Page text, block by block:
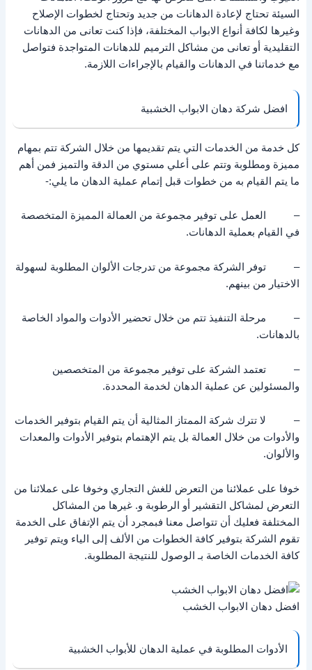
السيئة تحتاج لإعادة الدهانات من جديد وتحتاج لخطوات الإصلاح
وغيرها لكافة أنواع الابواب المختلفة، فإذا كنت تعانى من الدهانات
التقليدية أو تعانى من مشاكل الترميم للدهانات المتواجدة فتواصل
مع خدماتنا في الدهانات والقيام بالإجراءات اللازمة.
افضل شركة دهان الابواب الخشبية
كل خدمة من الخدمات التي يتم تقديمها من خلال الشركة تتم بمهام
مميزة ومطلوبة وتتم على أعلي مستوي من الدقة والتميز فمن أهم
ما يتم القيام به من خطوات قبل إتمام عملية الدهان ما يلي:-
– العمل على توفير مجموعة من العمالة المميزة المتخصصة
في القيام بعملية الدهانات.
– توفر الشركة مجموعة من تدرجات الألوان المطلوبة لسهولة
الاختيار من بينهم.
– مرحلة التنفيذ تتم من خلال تحضير الأدوات والمواد الخاصة
بالدهانات.
– تعتمد الشركة على توفير مجموعة من المتخصصين
والمسئولين عن عملية الدهان لخدمة المحددة.
– لا تترك شركة الممتاز المثالية أن يتم القيام بتوفير الخدمات
والأدوات من خلال العمالة بل يتم الإهتمام بتوفير الأدوات والمعدات
والألوان.
خوفا على عملائنا من التعرض للغش التجاري وخوفا على عملائنا من
التعرض لمشاكل التقشير أو الرطوبة و. غيرها من المشاكل
المختلفة فعليك أن تتواصل معنا فبمجرد أن يتم الإتفاق على الخدمة
تقوم الشركة بتوفير كافة الخطوات من الألف إلى الياء ويتم توفير
كافة الخدمات الخاصة بـ الوصول للنتيجة المطلوبة.
افضل دهان الابواب الخشب
الأدوات المطلوبة في عملية الدهان للأبواب الخشبية